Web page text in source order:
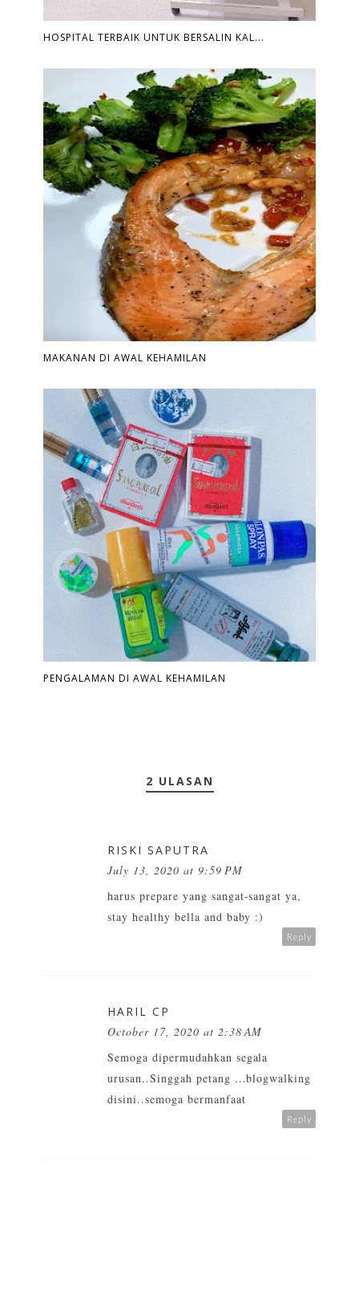
HOSPITAL TERBAIK UNTUK BERSALIN KAL...
MAKANAN DI AWAL KEHAMILAN
PENGALAMAN DI AWAL KEHAMILAN
2 ULASAN
RISKI SAPUTRA
July 13, 2020 at 9:59 PM
harus prepare yang sangat-sangat ya,
stay healthy bella and baby :)
Reply
HARIL CP
October 17, 2020 at 2:38 AM
Semoga dipermudahkan segala
urusan..Singgah petang ...blogwalking
disini..semoga bermanfaat
Reply